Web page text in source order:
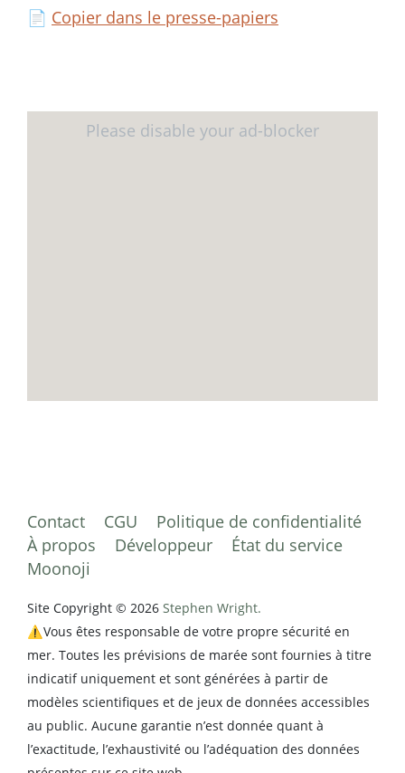
📄 Copier dans le presse-papiers
Contact CGU
Politique de confidentialité
À propos
Développeur
État du service
Moonoji
Site Copyright © 2026 Stephen Wright.
⚠️Vous êtes responsable de votre propre sécurité en
mer. Toutes les prévisions de marée sont fournies à titre
indicatif uniquement et sont générées à partir de
modèles scientifiques et de jeux de données accessibles
au public. Aucune garantie n’est donnée quant à
l’exactitude, l’exhaustivité ou l’adéquation des données